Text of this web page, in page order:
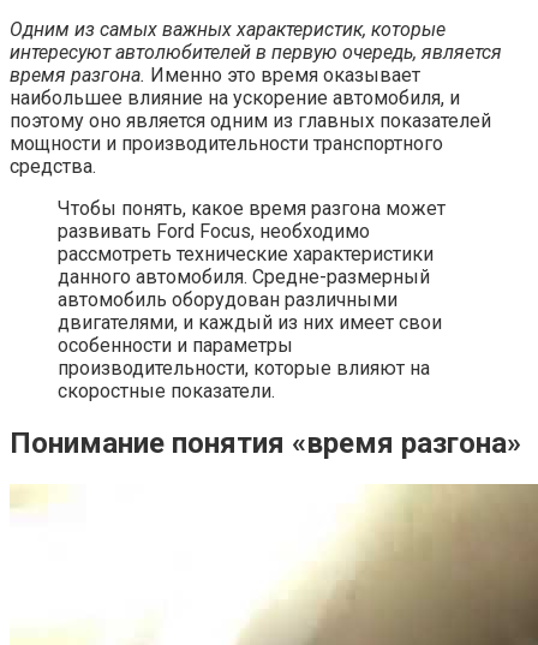
Одним из самых важных характеристик, которые
интересуют автолюбителей в первую очередь, является
время разгона. Именно это время оказывает
наибольшее влияние на ускорение автомобиля, и
поэтому оно является одним из главных показателей
мощности и производительности транспортного
средства.
Чтобы понять, какое время разгона может
развивать Ford Focus, необходимо
рассмотреть технические характеристики
данного автомобиля. Средне-размерный
автомобиль оборудован различными
двигателями, и каждый из них имеет свои
особенности и параметры
производительности, которые влияют на
скоростные показатели.
Понимание понятия «время разгона»